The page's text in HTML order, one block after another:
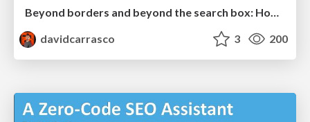
Beyond borders and beyond the search box: How to win the global "messy middle" with AI-driven SEO
davidcarrasco
3 200